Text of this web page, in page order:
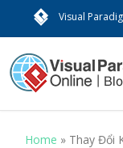
Visual
Home » Thay Đổi